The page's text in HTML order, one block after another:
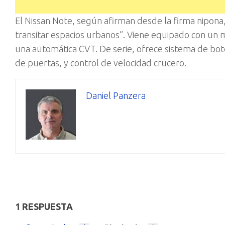
El Nissan Note, según afirman desde la firma
transitar espacios urbanos”. Viene equipado con
una automática CVT. De serie, ofrece sistema de
de puertas, y control de velocidad crucero.
Daniel Panzera
1 RESPUESTA